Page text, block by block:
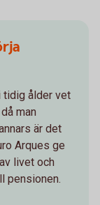
tidig ålder vet
man
är det
Arques ge
livet och
pensionen.